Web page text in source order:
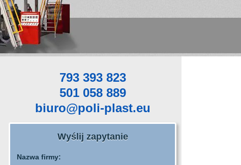
793 393 823
501 058 889
biuro@poli-plast.eu
Wyślij zapytanie
Nazwa firmy: